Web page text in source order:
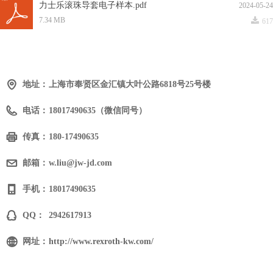
2024-05-24
力士乐滚珠导套电子样本.pdf
끂 617
7.34 MB
地址： 上海市奉贤区金汇镇大叶公路6818号25号楼
电话： 18017490635（微信同号）
传真： 180-17490635
邮箱： w.liu@jw-jd.com
手机： 18017490635
QQ： 2942617913
网址： http://www.rexroth-kw.com/